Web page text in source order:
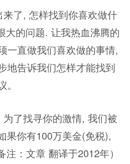
了, 怎样找到你喜欢做什
大的问题. 让我热血沸腾的
一直做我们喜欢做的事情,
地告诉我们怎样才能找到
了找寻你的激情, 我们被
果你有100万美金(免税),
注：文章 翻译于2012年）